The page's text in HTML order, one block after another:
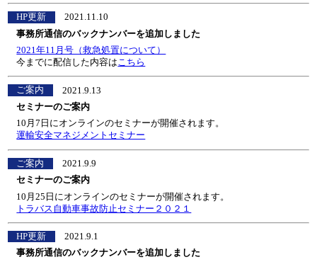
HP更新
2021.11.10
事務所通信のバックナンバーを追加しました
2021年11月号（救急処置について）
今までに配信した内容はこちら
ご案内
2021.9.13
セミナーのご案内
10月7日にオンラインのセミナーが開催されます。
運輸安全マネジメントセミナー
ご案内
2021.9.9
セミナーのご案内
10月25日にオンラインのセミナーが開催されます。
トラバス自動車事故防止セミナー２０２１
HP更新
2021.9.1
事務所通信のバックナンバーを追加しました